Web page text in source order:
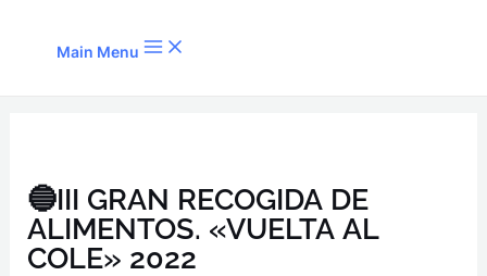
Main Menu
🔵III GRAN RECOGIDA DE
ALIMENTOS. «VUELTA AL
COLE» 2022